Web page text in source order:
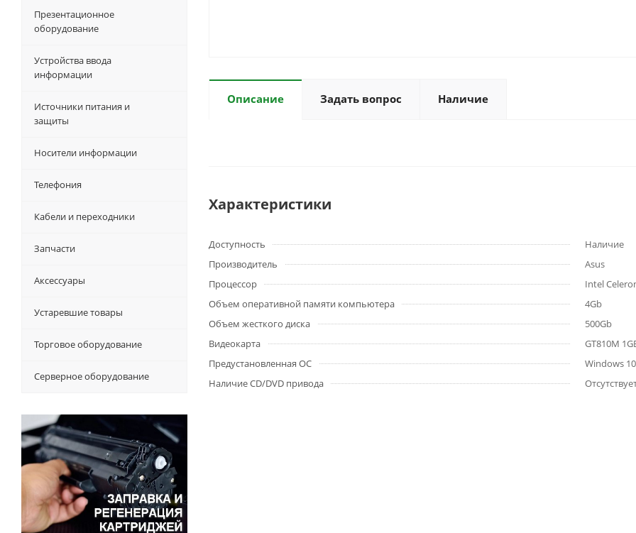
Описание Задать вопрос Наличие
Характеристики
Доступность
Наличие
Производитель
Asus
Процессор
Intel
Объем оперативной памяти компьютера
4Gb
Объем жесткого диска
500Gb
Видеокарта
GT810M
Предустановленная ОС
Windows
Наличие CD/DVD привода
Презентационное
оборудование
Устройства ввода
информации
Источники питания и
защиты
Носители информации
Телефония
Кабели и переходники
Запчасти
Аксессуары
Устаревшие товары
Торговое оборудование
Серверное оборудование